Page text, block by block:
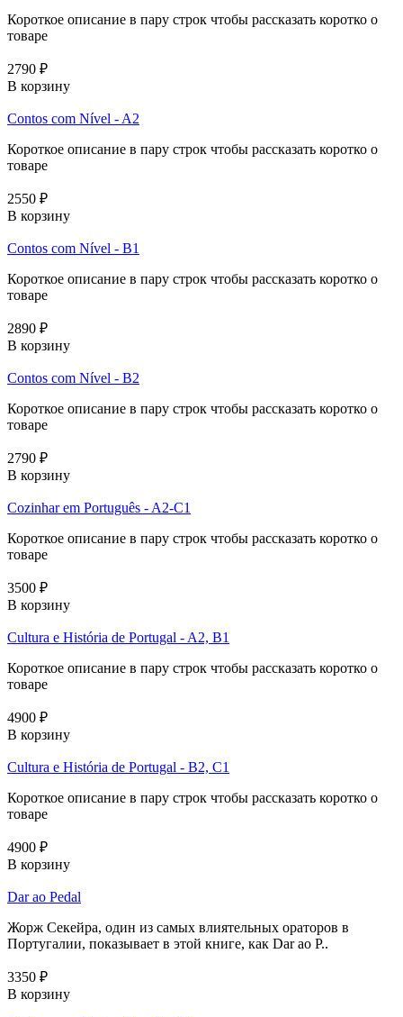
Короткое описание в пару строк чтобы рассказать коротко о
товаре
2790 ₽
В корзину
Contos com Nível - A2
Короткое описание в пару строк чтобы рассказать коротко о
товаре
2550 ₽
В корзину
Contos com Nível - B1
Короткое описание в пару строк чтобы рассказать коротко о
товаре
2890 ₽
В корзину
Contos com Nível - B2
Короткое описание в пару строк чтобы рассказать коротко о
товаре
2790 ₽
В корзину
Cozinhar em Português - A2-C1
Короткое описание в пару строк чтобы рассказать коротко о
товаре
3500 ₽
В корзину
Cultura e História de Portugal - A2, B1
Короткое описание в пару строк чтобы рассказать коротко о
товаре
4900 ₽
В корзину
Cultura e História de Portugal - B2, C1
Короткое описание в пару строк чтобы рассказать коротко о
товаре
4900 ₽
В корзину
Dar ao Pedal
Жорж Секейра, один из самых влиятельных ораторов в
Португалии, показывает в этой книге, как Dar ao P..
3350 ₽
В корзину